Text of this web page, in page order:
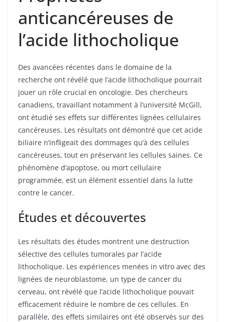
anticancéreuses de
l’acide lithocholique
Des avancées récentes dans le domaine de la
recherche ont révélé que l’acide lithocholique pourrait
jouer un rôle crucial en oncologie. Des chercheurs
canadiens, travaillant notamment à l’université McGill,
ont étudié ses effets sur différentes lignées cellulaires
cancéreuses. Les résultats ont démontré que cet acide
biliaire n’infligeait des dommages qu’à des cellules
cancéreuses, tout en préservant les cellules saines. Ce
phénomène d’apoptose, ou mort cellulaire
programmée, est un élément essentiel dans la lutte
contre le cancer.
Études et découvertes
Les résultats des études montrent une destruction
sélective des cellules tumorales par l’acide
lithocholique. Les expériences menées in vitro avec des
lignées de neuroblastome, un type de cancer du
cerveau, ont révélé que l’acide lithocholique pouvait
efficacement réduire le nombre de ces cellules. En
parallèle, des effets similaires ont été observés sur des